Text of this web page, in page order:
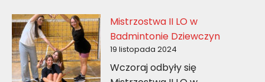
Mistrzostwa II LO w
Badmintonie Dziewczyn
19 listopada 2024
Wczoraj odbyły się